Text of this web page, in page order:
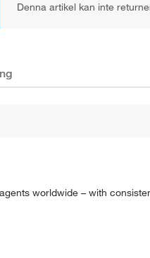
Denna artikel kan inte
worldwide – with